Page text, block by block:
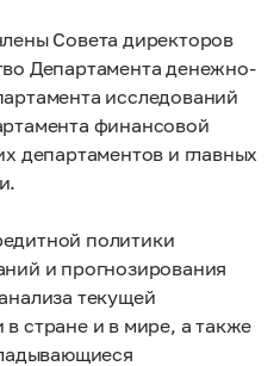
Совета директоров
Департамента денежно-
исследований
финансовой
департаментов и главных
политики
и прогнозирования
текущей
стране и в мире, а также